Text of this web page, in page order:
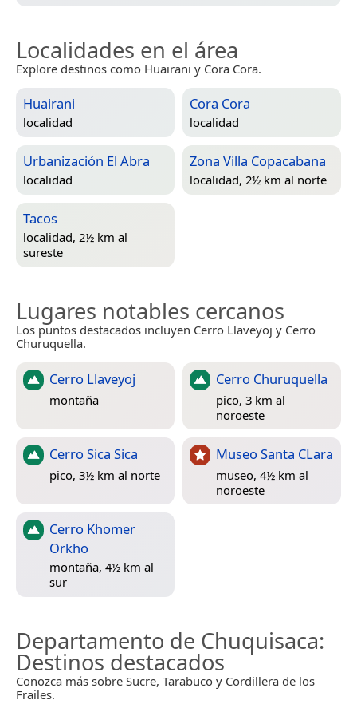
Localidades en el área
Explore destinos como Huairani y Cora Cora.
Huairani
localidad
Cora Cora
localidad
Urbanización El Abra
localidad
Zona Villa Copacabana
localidad, 2½ km al norte
Tacos
localidad, 2½ km al
sureste
Lugares notables cercanos
Los puntos destacados incluyen Cerro Llaveyoj y Cerro
Churuquella.
Cerro Llaveyoj
montaña
Cerro Churuquella
pico, 3 km al
noroeste
Cerro Sica Sica
pico, 3½ km al norte
Museo Santa CLara
museo, 4½ km al
noroeste
Cerro Khomer
Orkho
montaña, 4½ km al
sur
Departamento de Chuquisaca:
Destinos destacados
Conozca más sobre Sucre, Tarabuco y Cordillera de los
Frailes.